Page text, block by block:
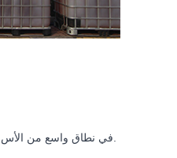
يمكن استخدام مبيد حيوي MIT 7.5 في نطاق واسع من الأس الهيدروجيني ، 4 8.5 ، وهو مناسب لمعظم المنتجات الكيماوية اليومية المحايدة من الأحماض.